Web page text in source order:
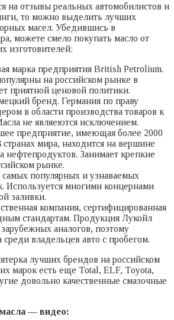
на отзывы реальных автомобилистов и
то можно выделить лучших
масел. Убедившись в
можете смело покупать масло от
изготовителей:
марка предприятия British Petrolium.
на российском рынке в
приятной ценовой политики.
бренд. Германия по праву
в области производства товаров к
не являеются исключением.
предприятие, имеющая более 2000
мира, находится на вершине
нефтепродуктов. Занимает крепкие
рынке.
популярных и узнаваемых
Используется многими концернами
заливки.
компания, сертифицированная
стандартам. Продукция Лукойл
аналогов, поэтому
среди владельцев авто с пробегом.
лучших брендов на российском
марок есть еще Total, ELF, Toyota,
довольно качественные смазочные
— видео: